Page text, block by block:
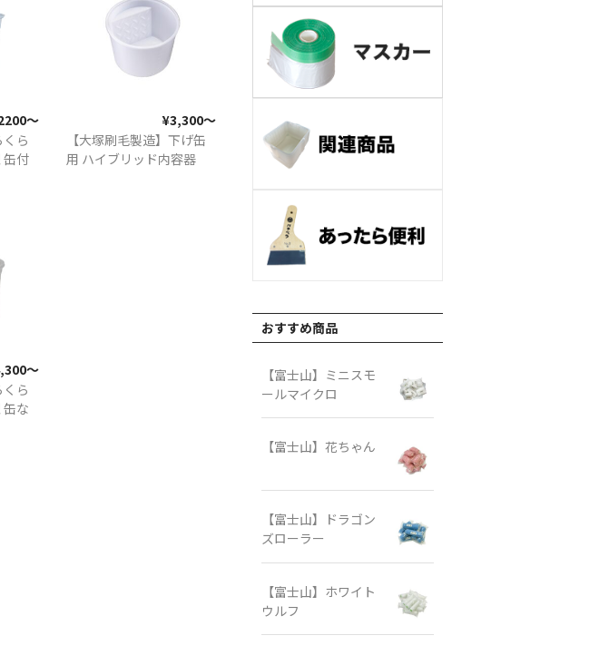
〜
くら
缶付
¥3,300〜
【大塚刷毛製造】下げ缶
用 ハイブリッド内容器
〜
くら
缶な
おすすめ商品
【富士山】ミニスモ
ールマイクロ
【富士山】花ちゃん
【富士山】ドラゴン
ズローラー
【富士山】ホワイト
ウルフ